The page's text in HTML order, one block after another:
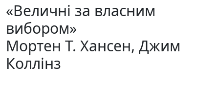
«Величні за власним
вибором»
Мортен Т. Хансен, Джим
Коллінз